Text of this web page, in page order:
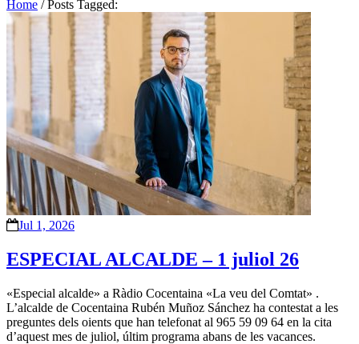
Home /Posts Tagged:
Jul 1, 2026
ESPECIAL ALCALDE – 1 juliol 26
«Especial alcalde» a Ràdio Cocentaina «La veu del Comtat» .
L’alcalde de Cocentaina Rubén Muñoz Sánchez ha contestat a les
preguntes dels oients que han telefonat al 965 59 09 64 en la cita
d’aquest mes de juliol, últim programa abans de les vacances.